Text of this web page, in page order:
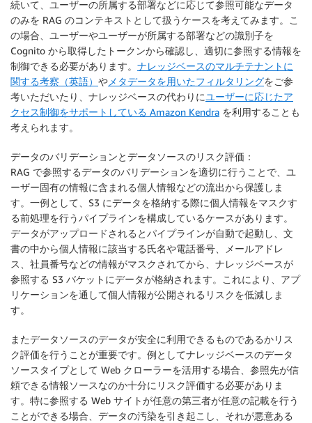
続いて、ユーザーの所属する部署などに応じて参照可能なデータ
のみを RAG のコンテキストとして扱うケースを考えてみます。こ
の場合、ユーザーやユーザーが所属する部署などの識別子を
Cognito から取得したトークンから確認し、適切に参照する情報を
制御できる必要があります。 ナレッジベースのマルチテナントに
関する考察（英語） や メタデータを用いたフィルタリングをご参
考いただいたり、ナレッジベースの代わりにユーザーに応じたア
クセス制御をサポートしている Amazon Kendra を利用することも
考えられます。
データのバリデーションとデータソースのリスク評価：
RAG で参照するデータのバリデーションを適切に行うことで、ユ
ーザー固有の情報に含まれる個人情報などの流出から保護しま
す。一例として、S3 にデータを格納する際に個人情報をマスクす
る前処理を行うパイプラインを構成しているケースがあります。
データがアップロードされるとパイプラインが自動で起動し、文
書の中から個人情報に該当する氏名や電話番号、メールアドレ
ス、社員番号などの情報がマスクされてから、ナレッジベースが
参照する S3 バケットにデータが格納されます。これにより、アプ
リケーションを通して個人情報が公開されるリスクを低減しま
す。
またデータソースのデータが安全に利用できるものであるかリス
ク評価を行うことが重要です。例としてナレッジベースのデータ
ソースタイプとして Web クローラーを活用する場合、参照先が信
頼できる情報ソースなのか十分にリスク評価する必要がありま
す。特に参照する Web サイトが任意の第三者が任意の記載を行う
ことができる場合、データの汚染を引き起こし、それが悪意ある